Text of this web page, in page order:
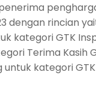
dengan rincian
kategori GTK
Terima Kasih
untuk kategori